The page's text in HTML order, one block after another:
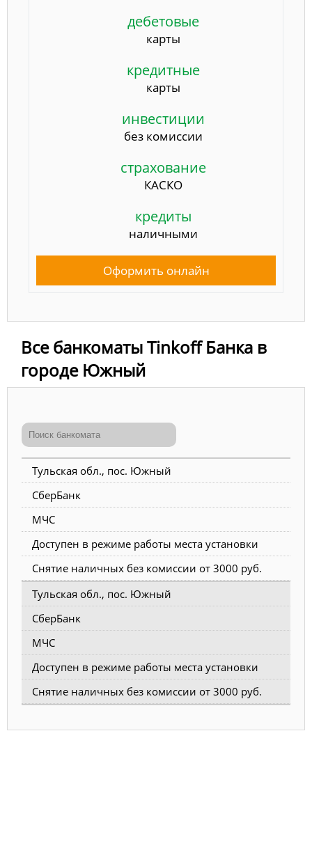
дебетовые
карты
кредитные
карты
инвестиции
без комиссии
страхование
КАСКО
кредиты
наличными
Оформить онлайн
Все банкоматы Tinkoff Банка в
городе Южный
Тульская обл., пос. Южный
СберБанк
МЧС
Доступен в режиме работы места установки
Снятие наличных без комиссии от 3000 руб.
Тульская обл., пос. Южный
СберБанк
МЧС
Доступен в режиме работы места установки
Снятие наличных без комиссии от 3000 руб.